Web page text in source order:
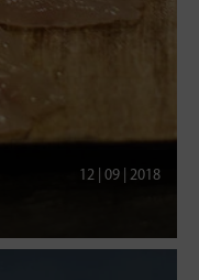
12 | 09 | 2018